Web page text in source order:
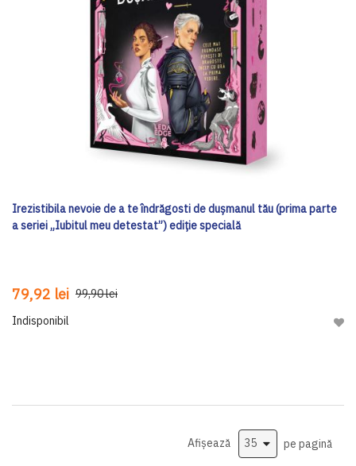
Irezistibila nevoie de a te îndrăgosti de dușmanul tău (prima parte
a seriei „Iubitul meu detestat”) ediţie specială
79,92 lei 99,90 lei
Indisponibil
Afișează pe pagină